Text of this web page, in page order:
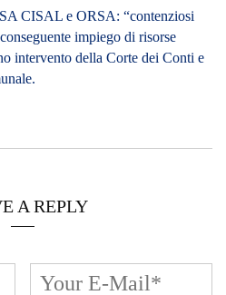
CISAL e ORSA: “contenziosi
impiego di risorse
intervento della Corte dei Conti e
A REPLY